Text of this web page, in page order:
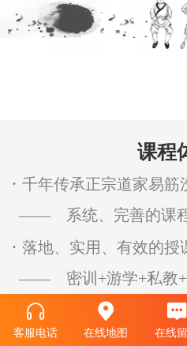
课程
· 千年传承正宗道家易筋
—— 系统、完善的课
· 落地、实用、有效的授
—— 密训+游学+私教+
全部课程 密训课程
客服电话 在线地图 在线